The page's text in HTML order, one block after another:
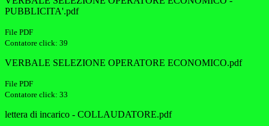
PUBBLICITA'.pdf
File PDF
Contatore click: 39
VERBALE SELEZIONE OPERATORE ECONOMICO.pdf
File PDF
Contatore click: 33
lettera di incarico - COLLAUDATORE.pdf